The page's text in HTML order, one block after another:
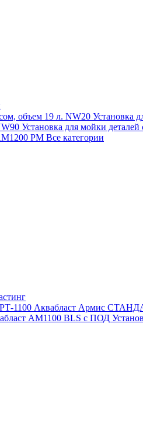
объем 19 л. NW20 Установка
Установка для мойки
РМ Все категории
1100 Аквабласт Армис
AM1100 BLS с ПОД